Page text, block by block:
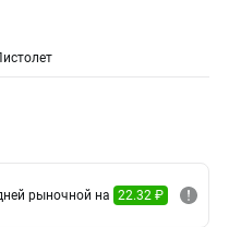
рыночной на 22.32 ₽